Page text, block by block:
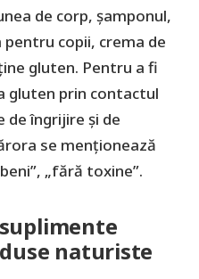
de corp, șamponul,
copii, crema de
gluten. Pentru a fi
gluten prin contactul
de îngrijire și de
se menționează
„fără toxine”.
naturiste